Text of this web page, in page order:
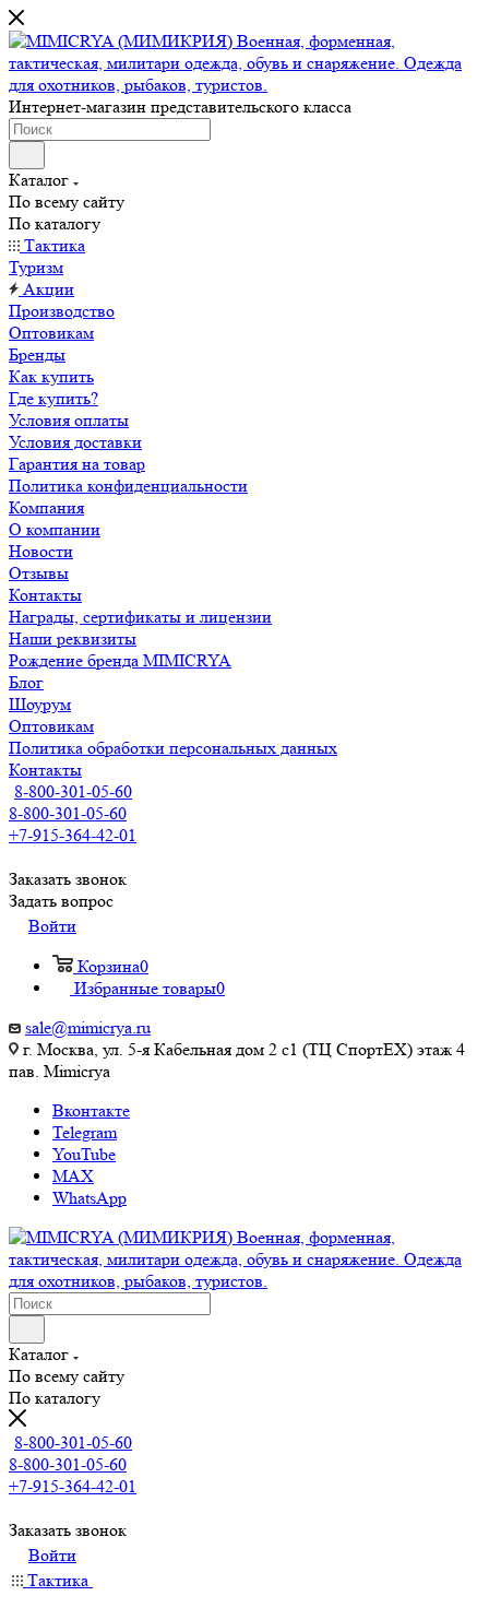
Интернет-магазин представительского класса
Каталог
По всему сайту
По каталогу
Тактика
Туризм
Акции
Производство
Оптовикам
Бренды
Как купить
Где купить?
Условия оплаты
Условия доставки
Гарантия на товар
Политика конфиденциальности
Компания
О компании
Новости
Отзывы
Контакты
Награды, сертификаты и лицензии
Наши реквизиты
Рождение бренда MIMICRYA
Блог
Шоурум
Оптовикам
Политика обработки персональных данных
Контакты
8-800-301-05-60
8-800-301-05-60
+7-915-364-42-01
Заказать звонок
Задать вопрос
Войти
Корзина0
Избранные товары0
sale@mimicrya.ru
г. Москва, ул. 5-я Кабельная дом 2 с1 (ТЦ СпортEX) этаж 4
пав. Mimicrya
Вконтакте
Telegram
YouTube
MAX
WhatsApp
Каталог
По всему сайту
По каталогу
8-800-301-05-60
8-800-301-05-60
+7-915-364-42-01
Заказать звонок
Войти
Тактика